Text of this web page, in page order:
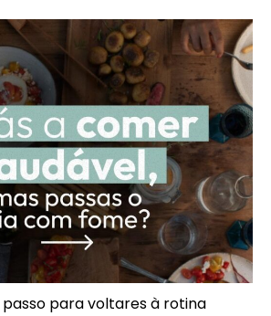
passo para voltares à rotina